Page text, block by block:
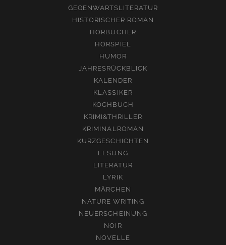
GEGENWARTSLITERATUR
HISTORISCHER ROMAN
HÖRBÜCHER
HÖRSPIEL
HUMOR
JAHRESRÜCKBLICK
KALENDER
KLASSIKER
KOCHBUCH
KRIMI&THRILLER
KRIMINALROMAN
KURZGESCHICHTEN
LESUNG
LITERATUR
LYRIK
MÄRCHEN
NATURE WRITING
NEUERSCHEINUNG
NOIR
NOVELLE